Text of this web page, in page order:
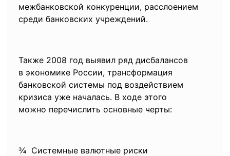
межбанковской конкуренции, расслоением
среди банковских учреждений.
Также 2008 год выявил ряд дисбалансов
в экономике России, трансформация
банковской системы под воздействием
кризиса уже началась. В ходе этого
можно перечислить основные черты:
¾ Системные валютные риски